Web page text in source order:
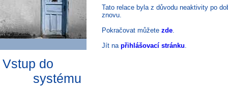
Vstup do
systému
Tato relace byla z důvodu neaktivity po
znovu.
Pokračovat můžete zde.
Jít na přihlášovací stránku.